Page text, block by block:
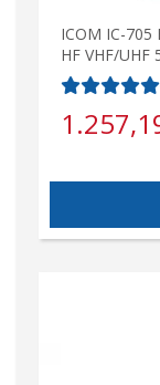
ICOM IC-
HF VHF/UHF